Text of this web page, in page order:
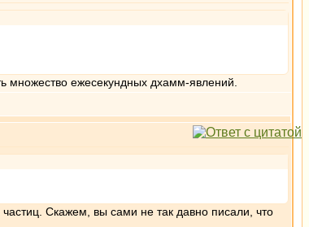
множество ежесекундных дхамм-явлений.
Скажем, вы сами не так давно писали, что